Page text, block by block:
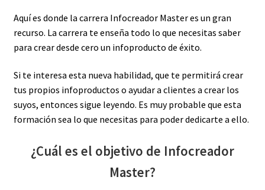
Aquí es donde la carrera Infocreador Master es un gran
recurso. La carrera te enseña todo lo que necesitas saber
para crear desde cero un infoproducto de éxito.
Si te interesa esta nueva habilidad, que te permitirá crear
tus propios infoproductos o ayudar a clientes a crear los
suyos, entonces sigue leyendo. Es muy probable que esta
formación sea lo que necesitas para poder dedicarte a ello.
¿Cuál es el objetivo de Infocreador
Master?